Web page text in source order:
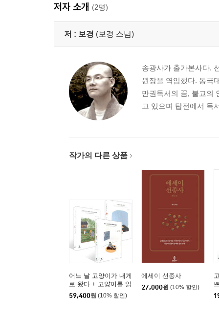
저자 소개 (2명)
저 : 보경 (보경 스님)
송광사가 출가본사다.
원장을 역임했다. 동국
만권독서의 꿈, 불교의
고 있으며 탑전에서 독
작가의 다른 상품
어느 날 고양이가 내게
로 왔다 + 고양이를 읽
는 시간 + 고양이가 주
는 행복, 기쁘게 유쾌하
59,400원 (10% 할인)
에세이 선종사
27,000원 (10% 할인)